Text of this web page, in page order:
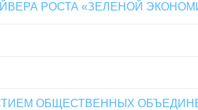
РОСТА «ЗЕЛЕНОЙ
ОБЩЕСТВЕННЫХ